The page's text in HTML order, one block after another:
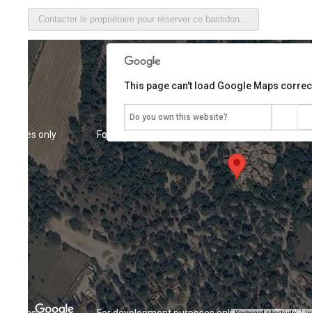
For development purposes only
only
This page can't load Google Maps
Do you own this website?